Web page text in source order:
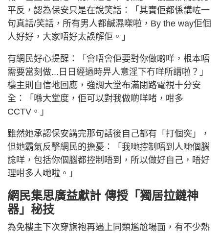
平反，認為保安只是在說笑話：「其實佢都係講咗一
句真話/笑話，所有男人都鹹濕㗎啦，By the way佢個
人好好，大家唔好太誤解佢。」
有網民好心提醒：「會唔會佢要對你做啲咩，根本唔
需要當刻做...日日經過時畀人意淫下冇咩所謂啦？」
樓主則自信地回應，強調大堂布滿閉路電視十分安
全：「喺大堂度，佢可以對我做啲咩啫，咁多
CCTV。」
雖然她承認保安講完那句話後自己都有「打個突」，
但她霸氣反擊網民的擔憂：「我哋控制唔到人哋個腦
諗咩，包括你個腦都控制唔到，所以做好自己，唔好
理咁多人哋啦。」
網民集思廣益獻計 傳授「獨居拉鏈神
器」秘技
為免樓主下次穿旗袍再遇上同類尷尬場面，有不少熱